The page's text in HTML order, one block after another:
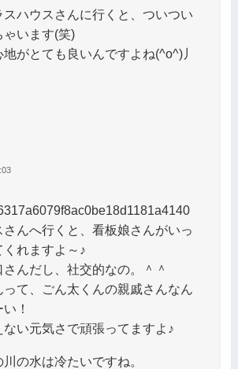
スハウスさんに行くと、ついつい
ゃいます(笑)
がとても良いんですよね(^o^)丿
さんへ行くと、看板娘さんがいっ
れますよ～♪
んだし、社交的なの。＾＾
て、ごん太くんの親戚さんなん
！
ない元気さで頑張ってますよ♪
の水は冷たいですね。